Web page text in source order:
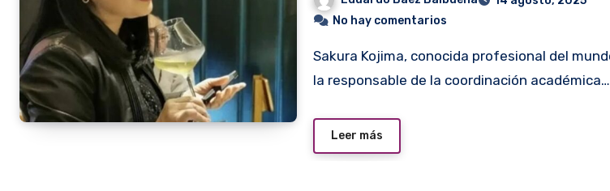
No hay comentarios
Sakura Kojima, conocida profesional del mundo del vino es
la responsable de la coordinación académica…
Leer más